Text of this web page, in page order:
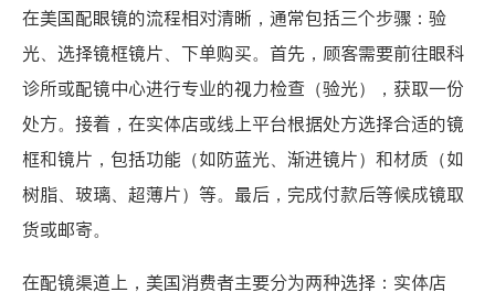
在美国配眼镜的流程相对清晰，通常包括三个步骤：验
光、选择镜框镜片、下单购买。首先，顾客需要前往眼科
诊所或配镜中心进行专业的视力检查（验光），获取一份
处方。接着，在实体店或线上平台根据处方选择合适的镜
框和镜片，包括功能（如防蓝光、渐进镜片）和材质（如
树脂、玻璃、超薄片）等。最后，完成付款后等候成镜取
货或邮寄。
在配镜渠道上，美国消费者主要分为两种选择：实体店